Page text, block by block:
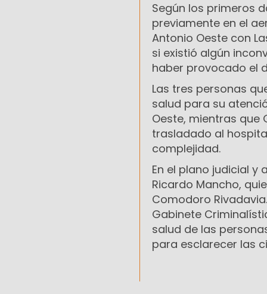
Según los primeros
previamente en el
Antonio Oeste con
si existió algún
haber provocado el
Las tres personas
salud para su
Oeste, mientras que
trasladado al
complejidad.
En el plano judicial y
Ricardo Mancho,
Comodoro
Gabinete
salud de las
para esclarecer las